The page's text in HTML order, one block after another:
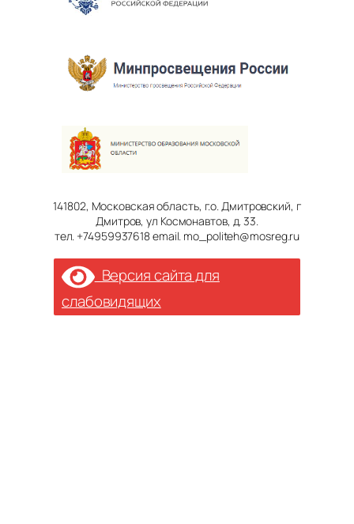
141802, Московская область, г.о. Дмитровский, г
Дмитров, ул Космонавтов, д. 33.
тел. +74959937618 email. mo_politeh@mosreg.ru
Версия сайта для
слабовидящих